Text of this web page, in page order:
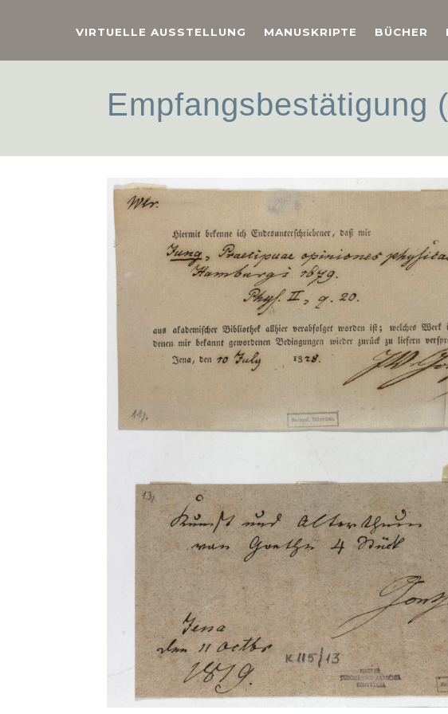
VIRTUELLE AUSSTELLUNG MANUSKRIPTE BÜCHER
Empfangsbestätigung